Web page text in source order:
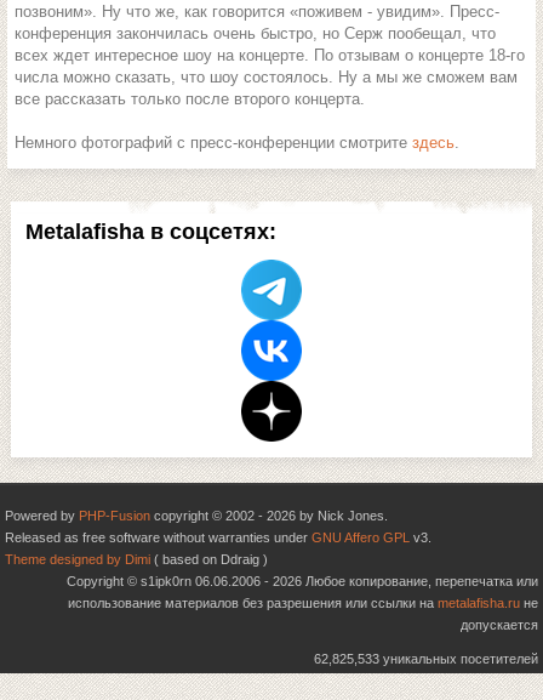
Metalafisha в соцсетях:
позвоним». Ну что же, как говорится «поживем - увидим». Пресс-
конференция закончилась очень быстро, но Серж пообещал, что
всех ждет интересное шоу на концерте. По отзывам о концерте 18-го
числа можно сказать, что шоу состоялось. Ну а мы же сможем вам
все рассказать только после второго концерта.
Немного фотографий с пресс-конференции смотрите здесь.
Powered by PHP-Fusion copyright © 2002 - 2026 by Nick Jones.
Released as free software without warranties under GNU Affero GPL v3.
Theme designed by Dimi ( based on Ddraig )
Copyright © s1ipk0rn 06.06.2006 - 2026 Любое копирование, перепечатка или
использование материалов без разрешения или ссылки на metalafisha.ru не
допускается
62,825,533 уникальных посетителей